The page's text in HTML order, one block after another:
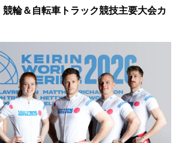
競輪＆自転車トラック競技主要大会カ